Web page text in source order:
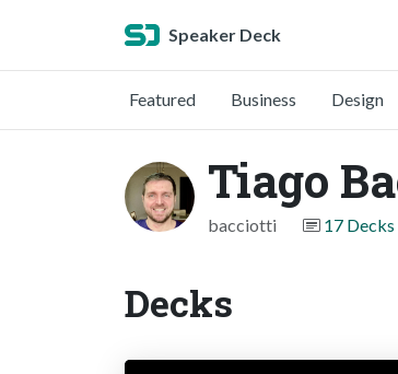
Speaker Deck
Featured Business Design
Tiago
bacciotti 17 Decks
Decks